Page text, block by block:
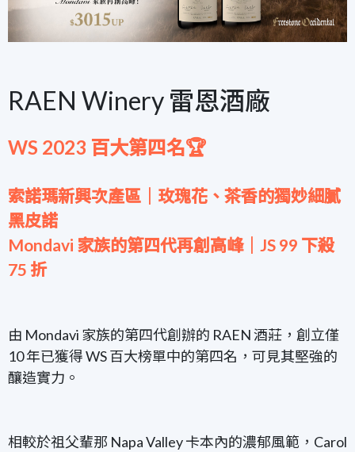
RAEN Winery 雷恩酒廠
WS 2023 百大第四名🏆
索諾瑪新興次產區｜玫瑰花、茶香的獨妙細膩
黑皮諾
Mondavi 家族的第四代再創高峰｜JS 99 下殺
75 折
由 Mondavi 家族的第四代創辦的 RAEN 酒莊，創立僅
10 年已獲得 WS 百大榜單中的第四名，可見其堅強的
釀造實力。
相較於祖父輩那 Napa Valley 卡本內的濃郁風範，Carol